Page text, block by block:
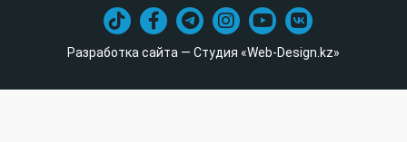
Разработка сайта — Студия «Web-Design.kz»